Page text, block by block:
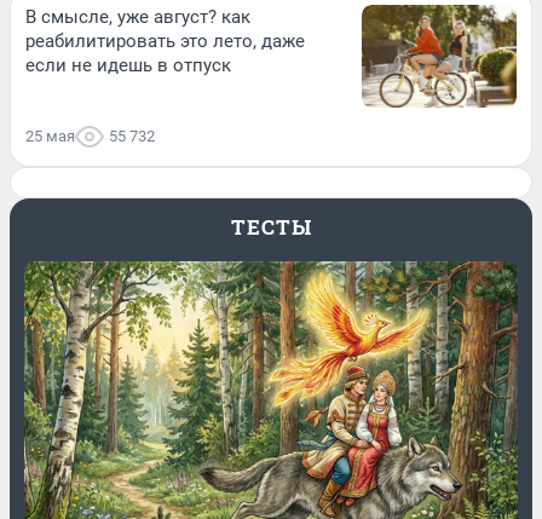
В смысле, уже август? как
реабилитировать это лето, даже
если не идешь в отпуск
25 мая 55 732
ТЕСТЫ